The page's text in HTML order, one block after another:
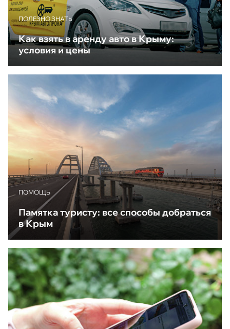
ПОЛЕЗНО ЗНАТЬ
Как взять в аренду авто в Крыму:
условия и цены
ПОМОЩЬ
Памятка туристу: все способы добраться
в Крым